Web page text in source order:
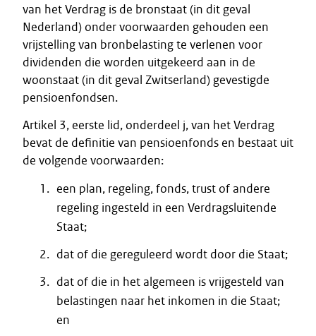
van het Verdrag is de bronstaat (in dit geval
Nederland) onder voorwaarden gehouden een
vrijstelling van bronbelasting te verlenen voor
dividenden die worden uitgekeerd aan in de
woonstaat (in dit geval Zwitserland) gevestigde
pensioenfondsen.
Artikel 3, eerste lid, onderdeel j, van het Verdrag
bevat de definitie van pensioenfonds en bestaat uit
de volgende voorwaarden:
een plan, regeling, fonds, trust of andere
regeling ingesteld in een Verdragsluitende
Staat;
dat of die gereguleerd wordt door die Staat;
dat of die in het algemeen is vrijgesteld van
belastingen naar het inkomen in die Staat;
en